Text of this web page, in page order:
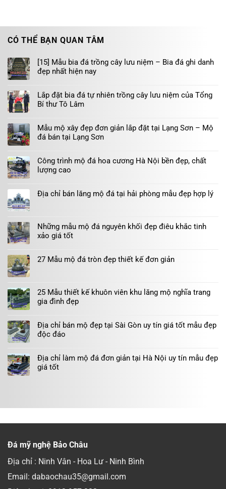
CÓ THỂ BẠN QUAN TÂM
[15] Mẫu bia đá trồng cây lưu niệm – Bia đá ghi danh
đẹp nhất hiện nay
Lắp đặt bia đá tự nhiên trồng cây lưu niệm của Tổng
Bí thư Tô Lâm
Mẫu mộ xây đẹp đơn giản lắp đặt tại Lạng Sơn – Mộ
đá bán tại Lạng Sơn
Công trình mộ đá hoa cương Hà Nội bền đẹp, chất
lượng cao
Địa chỉ bán lăng mộ đá tại hải phòng mẫu đẹp hợp lý
Những mẫu mộ đá nguyên khối đẹp điêu khắc tinh
xảo giá tốt
27 Mẫu mộ đá tròn đẹp thiết kế đơn giản
25 Mẫu thiết kế khuôn viên khu lăng mộ nghĩa trang
gia đình đẹp
Địa chỉ bán mộ đẹp tại Sài Gòn uy tín giá tốt mẫu đẹp
độc đáo
Địa chỉ làm mộ đá đơn giản tại Hà Nội uy tín mẫu đẹp
giá tốt
Đá mỹ nghệ Bảo Châu
Địa chỉ : Ninh Vân - Hoa Lư - Ninh Bình
Email: dabaochau35@gmail.com